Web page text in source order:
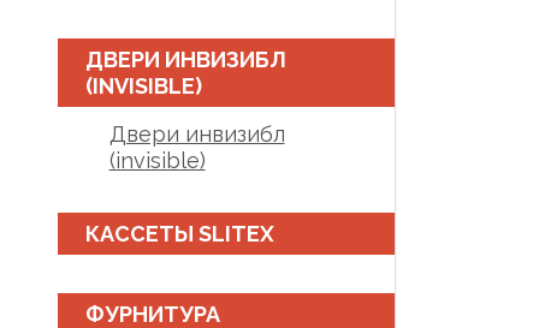
ДВЕРИ ИНВИЗИБЛ
(INVISIBLE)
Двери инвизибл
(invisible)
КАССЕТЫ SLITEX
ФУРНИТУРА